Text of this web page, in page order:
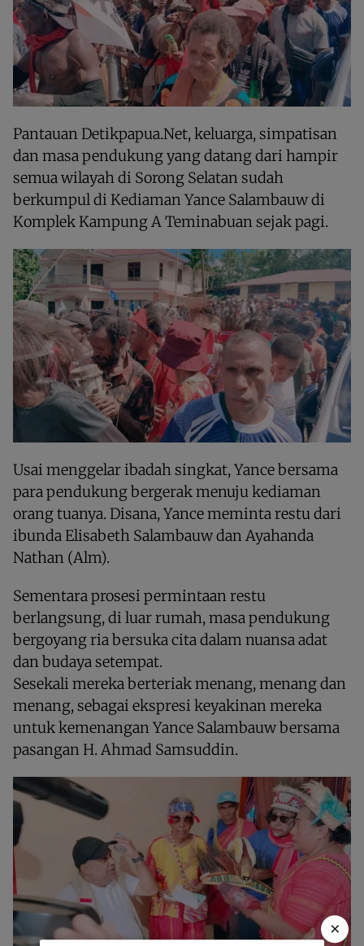
Pantauan Detikpapua.Net, keluarga, simpatisan
dan masa pendukung yang datang dari hampir
semua wilayah di Sorong Selatan sudah
berkumpul di Kediaman Yance Salambauw di
Komplek Kampung A Teminabuan sejak pagi.
Usai menggelar ibadah singkat, Yance bersama
para pendukung bergerak menuju kediaman
orang tuanya. Disana, Yance meminta restu dari
ibunda Elisabeth Salambauw dan Ayahanda
Nathan (Alm).
Sementara prosesi permintaan restu
berlangsung, di luar rumah, masa pendukung
bergoyang ria bersuka cita dalam nuansa adat
dan budaya setempat.
Sesekali mereka berteriak menang, menang dan
menang, sebagai ekspresi keyakinan mereka
untuk kemenangan Yance Salambauw bersama
pasangan H. Ahmad Samsuddin.
×